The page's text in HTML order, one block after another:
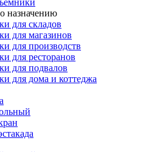
назначению
для складов
для магазинов
для производств
для ресторанов
для подвалов
для дома и коттеджа